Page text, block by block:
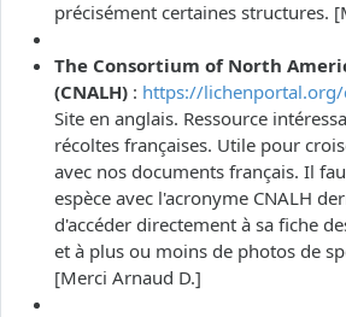
précisément certaines structures.
The Consortium of North
(CNALH) : https://
Site en anglais. Ressource
récoltes françaises. Utile pour
avec nos documents français. Il
espèce avec l'acronyme CNALH
d'accéder directement à sa fiche
et à plus ou moins de photos de
[Merci Arnaud D.]